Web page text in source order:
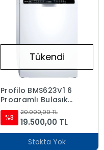
Tükendi
Profilo BMS623V1 6
Programlı Bulaşık
Makinesi
%3
20.000,00 TL
19.500,00 TL
Stokta Yok